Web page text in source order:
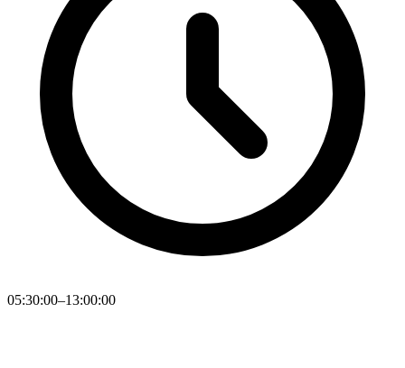
05:30:00–13:00:00